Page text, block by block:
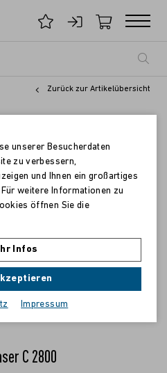
Zurück zur Artikelübersicht
C 2800
unserer Besucherdaten
zu verbessern,
und Ihnen ein großartiges
weitere Informationen zu
öffnen Sie die
Infos
Impressum